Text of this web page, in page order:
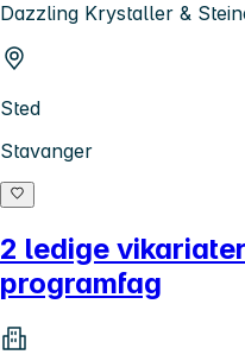
Dazzling Krystaller &
Sted
Stavanger
2 ledige
programfag